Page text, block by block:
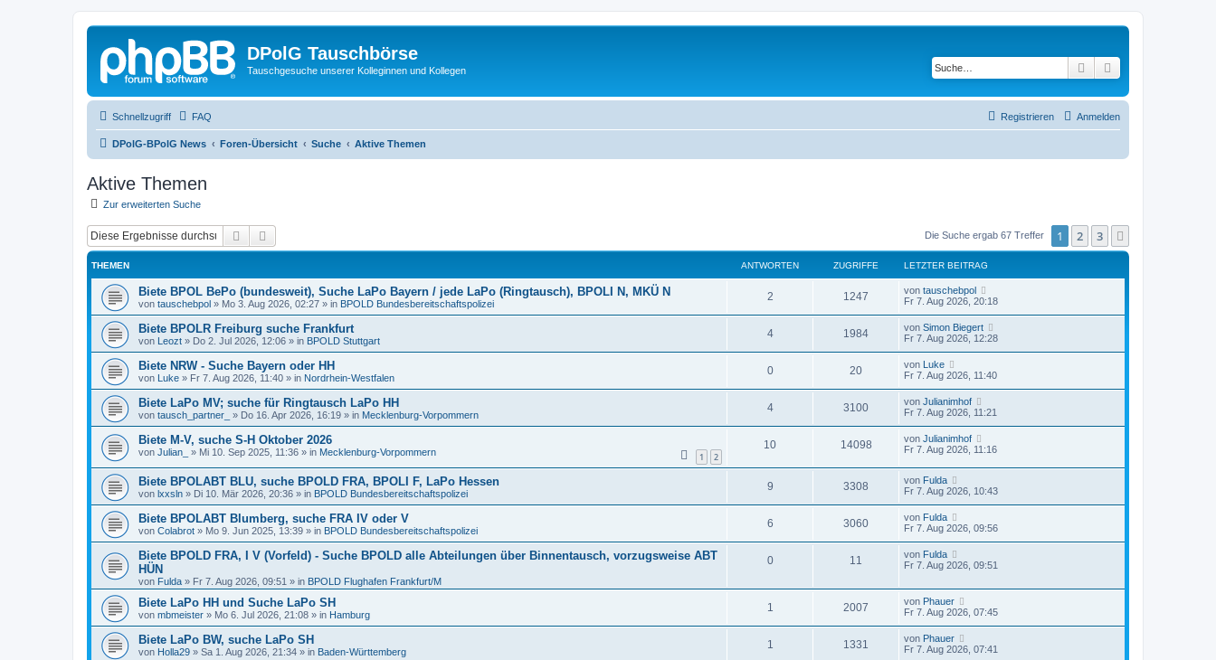
DPolG Tauschbörse
Tauschgesuche unserer Kolleginnen und Kollegen Suche
Schnellzugriff FAQ Anmelden
Registrieren
DPolG-BPolG News Foren-Übersicht Suche Aktive Themen
Aktive Themen
Zur erweiterten Suche
Suche Die Suche ergab 67 Treffer 1 2 3
THEMEN ANTWORTEN ZUGRIFFE LETZTER BEITRAG
Biete BPOL BePo (bundesweit), Suche LaPo Bayern / jede LaPo (Ringtausch), BPOLI N, MKÜ N
von tauschebpol » Mo 3. Aug 2026, 02:27 » in BPOLD Bundesbereitschaftspolizei
2 1247 von tauschebpol
Fr 7. Aug 2026, 20:18
Biete BPOLR Freiburg suche Frankfurt
von Leozt » Do 2. Jul 2026, 12:06 » in BPOLD Stuttgart
4 1984 von Simon Biegert
Fr 7. Aug 2026, 12:28
Biete NRW - Suche Bayern oder HH
von Luke » Fr 7. Aug 2026, 11:40 » in Nordrhein-Westfalen
0 20 von Luke
Fr 7. Aug 2026, 11:40
Biete LaPo MV; suche für Ringtausch LaPo HH
von tausch_partner_ » Do 16. Apr 2026, 16:19 » in Mecklenburg-Vorpommern
4 3100 von Julianimhof
Fr 7. Aug 2026, 11:21
Biete M-V, suche S-H Oktober 2026
von Julian_ » Mi 10. Sep 2025, 11:36 » in Mecklenburg-Vorpommern 1 2
10 14098 von Julianimhof
Fr 7. Aug 2026, 11:16
Biete BPOLABT BLU, suche BPOLD FRA, BPOLI F, LaPo Hessen
von lxxsln » Di 10. Mär 2026, 20:36 » in BPOLD Bundesbereitschaftspolizei
9 3308 von Fulda
Fr 7. Aug 2026, 10:43
Biete BPOLABT Blumberg, suche FRA IV oder V
von Colabrot » Mo 9. Jun 2025, 13:39 » in BPOLD Bundesbereitschaftspolizei
6 3060 von Fulda
Fr 7. Aug 2026, 09:56
Biete BPOLD FRA, I V (Vorfeld) - Suche BPOLD alle Abteilungen über Binnentausch, vorzugsweise ABT
HÜN
von Fulda » Fr 7. Aug 2026, 09:51 » in BPOLD Flughafen Frankfurt/M
0 11 von Fulda
Fr 7. Aug 2026, 09:51
Biete LaPo HH und Suche LaPo SH
von mbmeister » Mo 6. Jul 2026, 21:08 » in Hamburg
1 2007 von Phauer
Fr 7. Aug 2026, 07:45
Biete LaPo BW, suche LaPo SH
von Holla29 » Sa 1. Aug 2026, 21:34 » in Baden-Württemberg
1 1331 von Phauer
Fr 7. Aug 2026, 07:41